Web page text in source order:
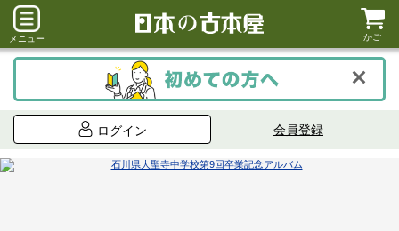
メニュー かご
ログイン 会員登録